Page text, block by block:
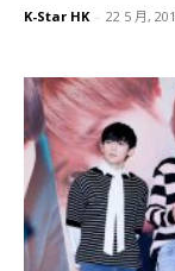
K-Star HK - 22 5 月,